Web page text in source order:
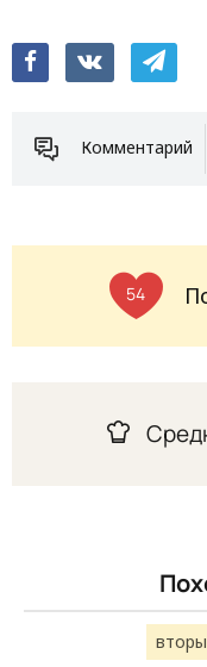
Комментарий
54